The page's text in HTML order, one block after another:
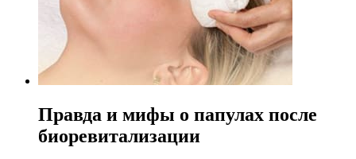
Правда и мифы о папулах после
биоревитализации